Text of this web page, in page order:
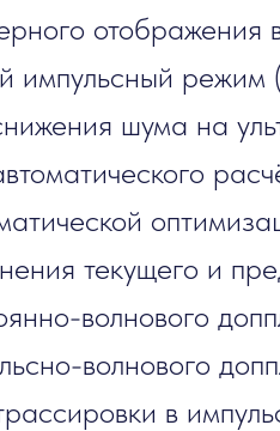
импульсный
шума на
текущего и
волнового
волнового
в